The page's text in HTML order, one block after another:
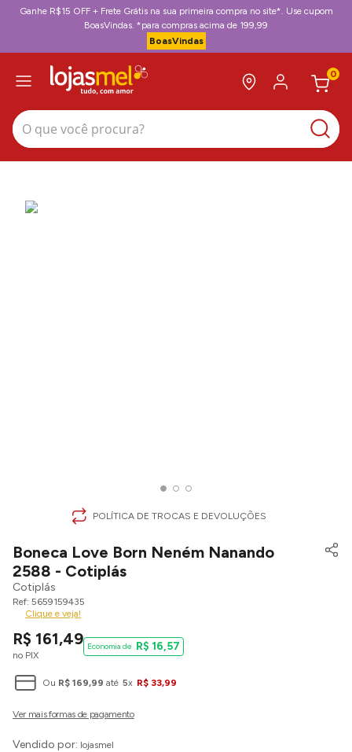
Ganhe R$15 OFF + Frete Grátis na sua primeira compra no site*. Use cupom
BoasVindas. *para compras acima de 199,99
BoasVindas
0
O que você procura?
POLÍTICA DE TROCAS E DEVOLUÇÕES
Boneca Love Born Neném Nanando
2588 - Cotiplás
Cotiplás
5659159435
Clique e veja!
R$ 161,49
no PIX
R$ 16,57
Ou R$ 169,99 até 5x R$ 33,99
Vendido por: lojasmel